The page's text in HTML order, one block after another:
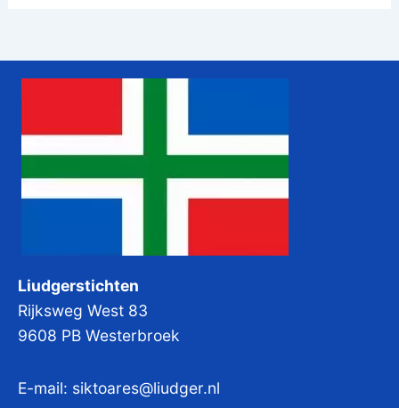
Liudgerstichten
Rijksweg West 83
9608 PB Westerbroek
E-mail: siktoares@liudger.nl